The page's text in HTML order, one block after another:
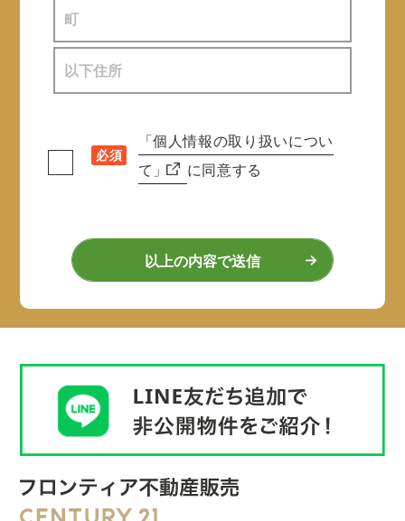
必須
「個人情報の取り扱いについ
て」
に同意する
以上の内容で送信